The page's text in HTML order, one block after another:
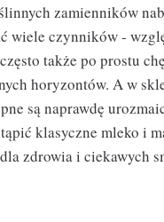
zamienników
wiele czynników -
także po prostu
horyzontów. A w
są naprawdę
klasyczne mleko i
zdrowia i ciekawych